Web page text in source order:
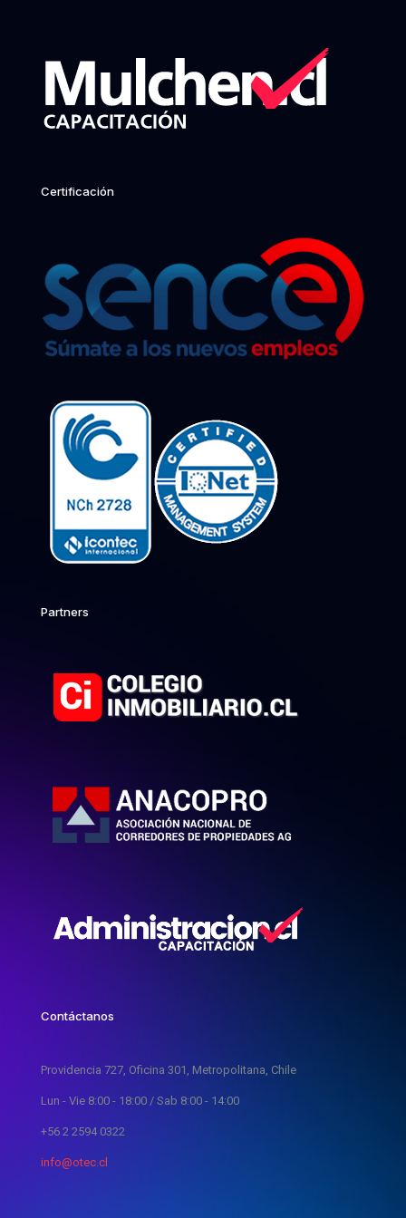
Certificación
Partners
Contáctanos
Providencia 727, Oficina 301, Metropolitana, Chile
Lun - Vie 8:00 - 18:00 / Sab 8:00 - 14:00
+56 2 2594 0322
info@otec.cl